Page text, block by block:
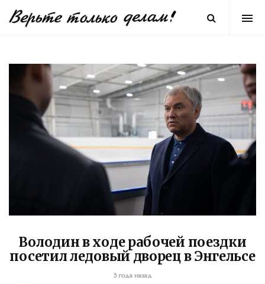
Володин в ходе рабочей поездки
посетил ледовый дворец в Энгельсе
3 года назад